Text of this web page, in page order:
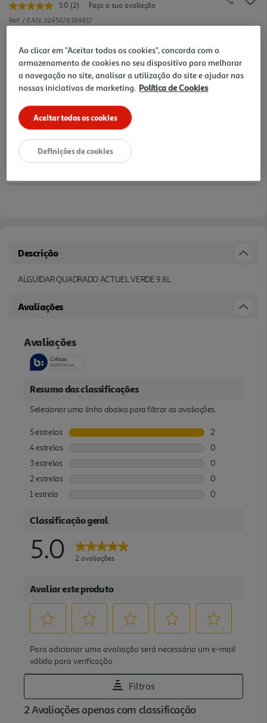
5.0 Leu
2
avaliações.
para
a
mesma
página.
(2)
Faça a sua avaliação
Ref. / EAN: 3245678384817
3,99 €
Notas de preparação
Descrição
ALGUIDAR QUADRADO ACTUEL VERDE 9.8L
Avaliações
Ao clicar em "Aceitar todos os cookies", concorda com o
armazenamento de cookies no seu dispositivo para melhorar
a navegação no site, analisar a utilização do site e ajudar nas
nossas iniciativas de marketing. Política de Cookies
Aceitar todos os cookies
Definições de cookies